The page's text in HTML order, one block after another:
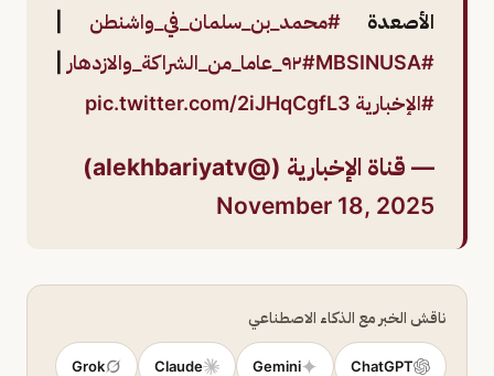
الأصعدة #محمد_بن_سلمان_في_واشنطن
#MBSINUSA
#٩٢_عاما_من_الشراكة_والازدهار
#الإخبارية pic.twitter.com/2iJHqCgfL3
— قناة الإخبارية (@alekhbariyatv)
November 18, 2025
ناقش الخبر مع الذكاء الاصطناعي
ChatGPT
Gemini
Claude
Grok